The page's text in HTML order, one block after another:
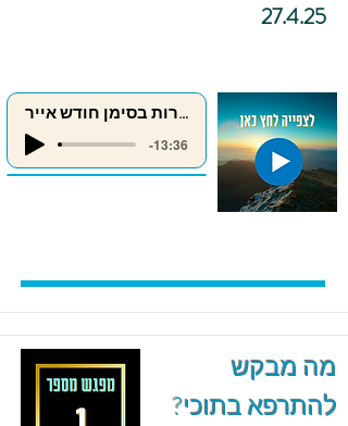
27.4.25
ריפוי 7 הצ'אקרות בסימן חודש אייר
-13:36
מה מבקש
להתרפא בתוכי?